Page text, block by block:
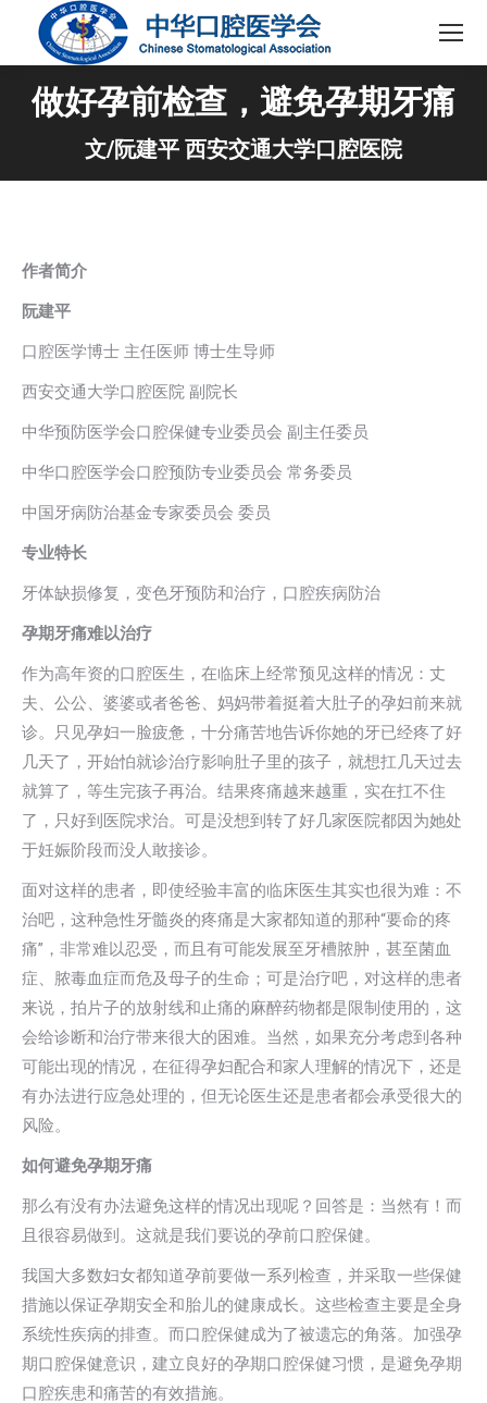
做好孕前检查，避免孕期牙痛
文/阮建平 西安交通大学口腔医院
作者简介
阮建平
口腔医学博士 主任医师 博士生导师
西安交通大学口腔医院 副院长
中华预防医学会口腔保健专业委员会 副主任委员
中华口腔医学会口腔预防专业委员会 常务委员
中国牙病防治基金专家委员会 委员
专业特长
牙体缺损修复，变色牙预防和治疗，口腔疾病防治
孕期牙痛难以治疗
作为高年资的口腔医生，在临床上经常预见这样的情况：丈
夫、公公、婆婆或者爸爸、妈妈带着挺着大肚子的孕妇前来就
诊。只见孕妇一脸疲惫，十分痛苦地告诉你她的牙已经疼了好
几天了，开始怕就诊治疗影响肚子里的孩子，就想扛几天过去
就算了，等生完孩子再治。结果疼痛越来越重，实在扛不住
了，只好到医院求治。可是没想到转了好几家医院都因为她处
于妊娠阶段而没人敢接诊。
面对这样的患者，即使经验丰富的临床医生其实也很为难：不
治吧，这种急性牙髓炎的疼痛是大家都知道的那种“要命的疼
痛”，非常难以忍受，而且有可能发展至牙槽脓肿，甚至菌血
症、脓毒血症而危及母子的生命；可是治疗吧，对这样的患者
来说，拍片子的放射线和止痛的麻醉药物都是限制使用的，这
会给诊断和治疗带来很大的困难。当然，如果充分考虑到各种
可能出现的情况，在征得孕妇配合和家人理解的情况下，还是
有办法进行应急处理的，但无论医生还是患者都会承受很大的
风险。
如何避免孕期牙痛
那么有没有办法避免这样的情况出现呢？回答是：当然有！而
且很容易做到。这就是我们要说的孕前口腔保健。
我国大多数妇女都知道孕前要做一系列检查，并采取一些保健
措施以保证孕期安全和胎儿的健康成长。这些检查主要是全身
系统性疾病的排查。而口腔保健成为了被遗忘的角落。加强孕
期口腔保健意识，建立良好的孕期口腔保健习惯，是避免孕期
口腔疾患和痛苦的有效措施。